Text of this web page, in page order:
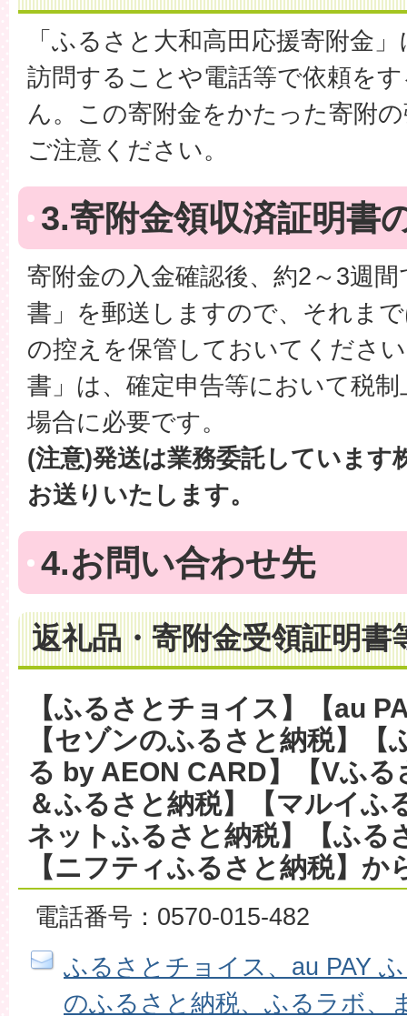
「ふるさと大和高田応援寄附金
訪問することや電話等で依頼を
ん。この寄附金をかたった寄附
ご注意ください。
3.寄附金領収済証明書
寄附金の入金確認後、約2～3週
書」を郵送しますので、それま
の控えを保管しておいてくださ
書」は、確定申告等において税
場合に必要です。
(注意)発送は業務委託しています
お送りいたします。
4.お問い合わせ先
返礼品・寄附金受領証明書
【ふるさとチョイス】【au
【セゾンのふるさと納税】【
る by AEON CARD】【Vふ
＆ふるさと納税】【マルイふ
ネットふるさと納税】【ふる
【ニフティふるさと納税】か
電話番号：0570-015-482
ふるさとチョイス、au PAY
のふるさと納税、ふるラボ、